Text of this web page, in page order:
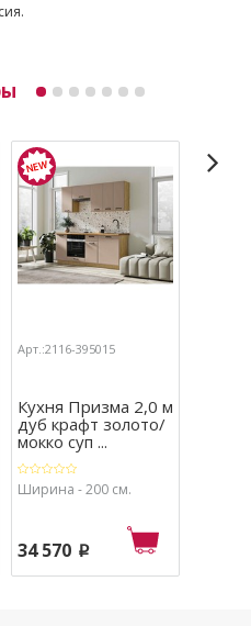
Арт.:2116-395015
Кухня Призма 2,0 м
дуб крафт золото/
мокко суп ...
Ширина - 200 см.
34 570 p